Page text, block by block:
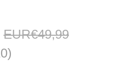
EUR€49,99